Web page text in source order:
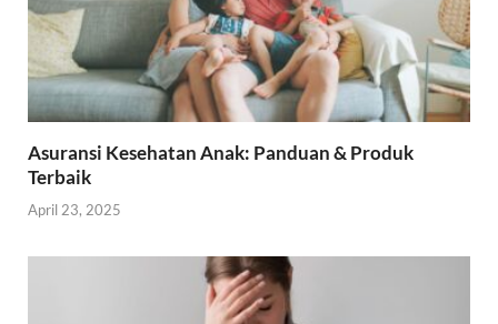
Asuransi Kesehatan Anak: Panduan & Produk
Terbaik
April 23, 2025